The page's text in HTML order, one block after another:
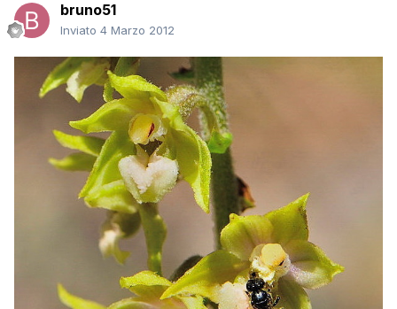
bruno51
Inviato 4 Marzo 2012